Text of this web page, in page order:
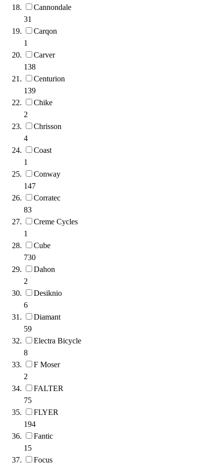
Cannondale
31
Carqon
1
Carver
138
Centurion
139
Chike
2
Chrisson
4
Coast
1
Conway
147
Corratec
83
Creme Cycles
1
Cube
730
Dahon
2
Desiknio
6
Diamant
59
Electra Bicycle
8
F Moser
2
FALTER
75
FLYER
194
Fantic
15
Focus